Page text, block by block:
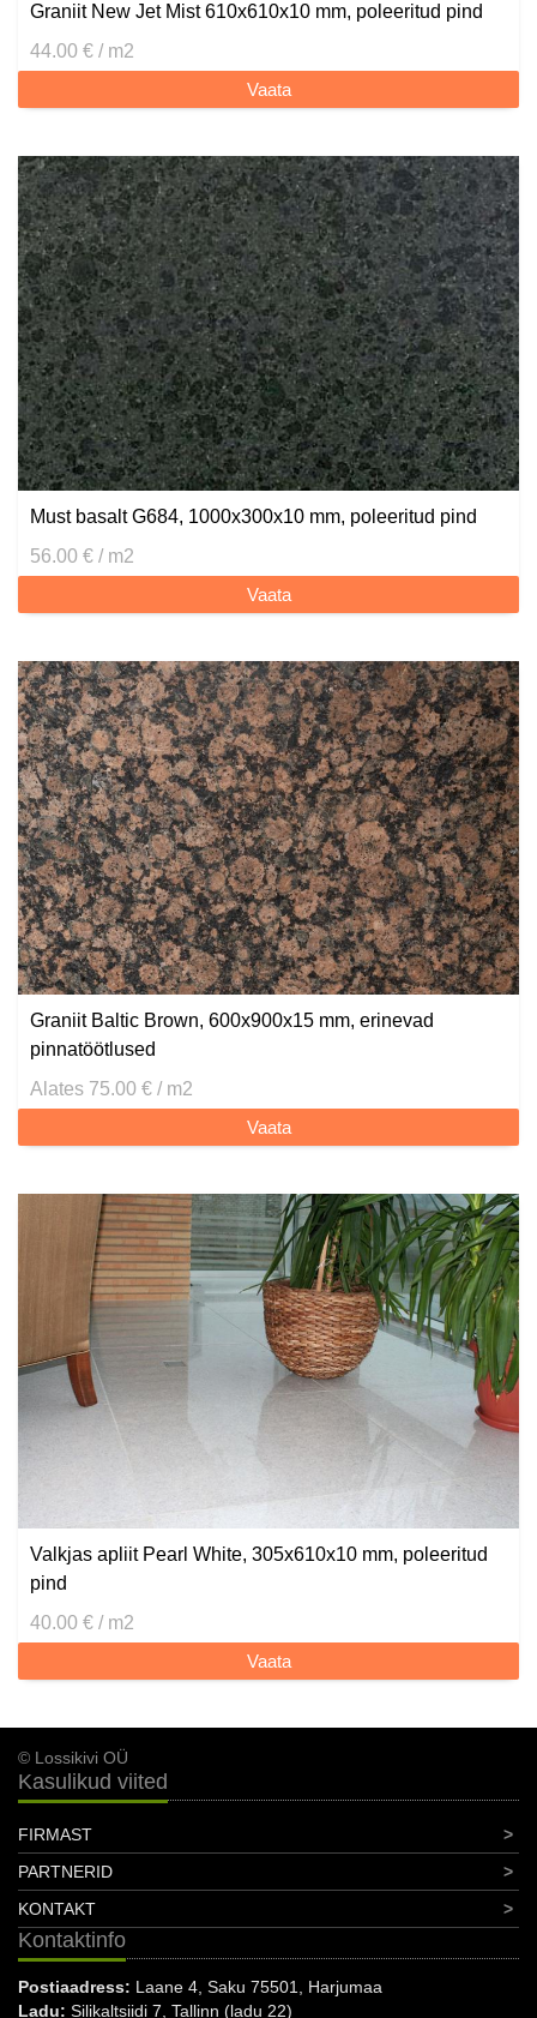
Graniit New Jet Mist 610x610x10 mm, poleeritud pind
44.00 € / m2
Vaata
Must basalt G684, 1000x300x10 mm, poleeritud pind
56.00 € / m2
Vaata
Graniit Baltic Brown, 600x900x15 mm, erinevad
pinnatöötlused
Alates 75.00 € / m2
Vaata
Valkjas apliit Pearl White, 305x610x10 mm, poleeritud
pind
40.00 € / m2
Vaata
© Lossikivi OÜ
Kasulikud viited
FIRMAST
PARTNERID
KONTAKT
Kontaktinfo
Postiaadress: Laane 4, Saku 75501, Harjumaa
Ladu: Silikaltsiidi 7, Tallinn (ladu 22)